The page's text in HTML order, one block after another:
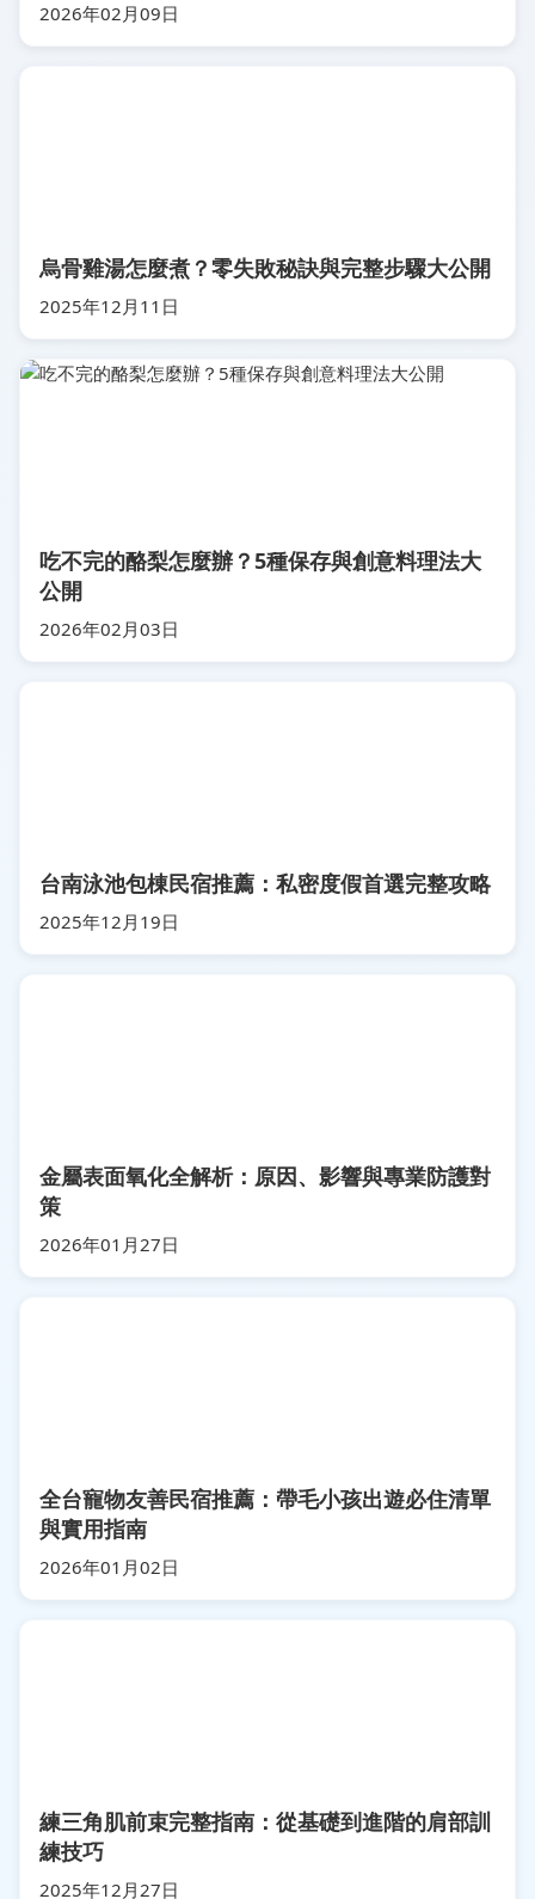
2026年02月09日
烏骨雞湯怎麼煮？零失敗秘訣與完整步驟大公開
2025年12月11日
吃不完的酪梨怎麼辦？5種保存與創意料理法大
公開
2026年02月03日
台南泳池包棟民宿推薦：私密度假首選完整攻略
2025年12月19日
金屬表面氧化全解析：原因、影響與專業防護對
策
2026年01月27日
全台寵物友善民宿推薦：帶毛小孩出遊必住清單
與實用指南
2026年01月02日
練三角肌前束完整指南：從基礎到進階的肩部訓
練技巧
2025年12月27日